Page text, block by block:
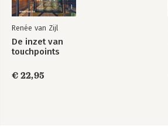
Renée van Zijl
De inzet van
touchpoints
€ 22,95